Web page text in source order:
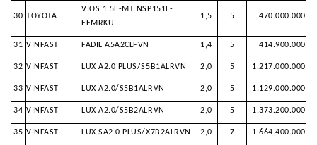
30 TOYOTA
VIOS 1.5E-MT NSP151L-
EEMRKU
1,5 5 470.000.000
31 VINFAST FADIL A5A2CLFVN 1,4 5 414.900.000
32 VINFAST LUX A2.0 PLUS/S5B1ALRVN 2,0 5 1.217.000.000
33 VINFAST LUX A2.0/S5B1ALRVN 2,0 5 1.129.000.000
34 VINFAST LUX A2.0/S5B2ALRVN 2,0 5 1.373.200.000
35 VINFAST LUX SA2.0 PLUS/X7B2ALRVN 2,0 7 1.664.400.000